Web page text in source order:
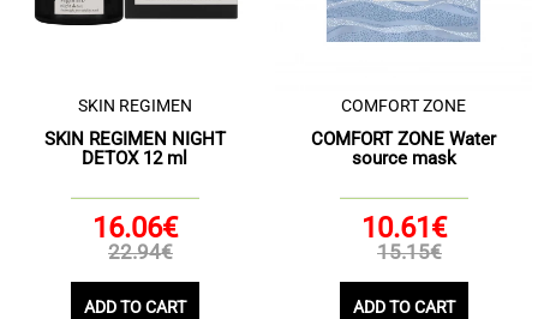
SKIN REGIMEN
SKIN REGIMEN NIGHT
DETOX 12 ml
16.06€
22.94€
ADD TO CART
COMFORT ZONE
COMFORT ZONE Water
source mask
10.61€
15.15€
ADD TO CART